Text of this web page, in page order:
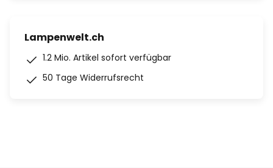
Lampenwelt.ch
1.2 Mio. Artikel sofort verfügbar
50 Tage Widerrufsrecht